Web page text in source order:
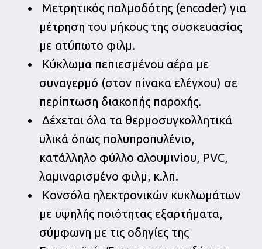
Μετρητικός παλμοδότης (encoder) για
μέτρηση του μήκους της συσκευασίας
με ατύπωτο φιλμ.
Κύκλωμα πεπιεσμένου αέρα με
συναγερμό (στον πίνακα ελέγχου) σε
περίπτωση διακοπής παροχής.
Δέχεται όλα τα θερμοσυγκολλητικά
υλικά όπως πολυπροπυλένιο,
κατάλληλο φύλλο αλουμινίου, PVC,
λαμιναρισμένο φιλμ, κ.λπ.
Κονσόλα ηλεκτρονικών κυκλωμάτων
με υψηλής ποιότητας εξαρτήματα,
σύμφωνη με τις οδηγίες της